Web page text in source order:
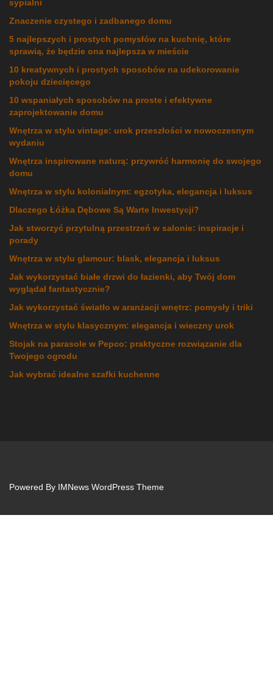
sypialni
Znaczenie czystego i zadbanego domu
5 najlepszych i prostych pomysłów na kuchnię, które
sprawią, że będzie ona najlepsza w mieście
10 kreatywnych i prostych sposobów na udekorowanie
pokoju dziecięcego
10 wspaniałych sposobów na proste i efektywne
zaprojektowanie domu
Wnętrza w stylu vintage: urok przeszłości w nowoczesnym
wydaniu
Wnętrza inspirowane naturą: przywróć harmonię do swojego
domu
Wnętrza w stylu kolonialnym: egzotyka, elegancja i luksus
Dlaczego Łóżka Dębowe Są Warte Inwestycji?
Jak stworzyć przytulną przestrzeń w salonie: inspiracje i
porady
Wnętrza w stylu glamour: blask, elegancja i luksus
Jak wykorzystać białe drzwi do łazienki, aby Twój dom
wyglądał fantastycznie?
Jak wykorzystać światło w aranżacji wnętrz: pomysły i triki
Wnętrza w stylu klasycznym: elegancja i wieczny urok
Stojak na parasole w Pepco: praktyczne rozwiązanie dla
Twojego ogrodu
Jak wybrać idealne szafki kuchenne
Powered By IMNews WordPress Theme